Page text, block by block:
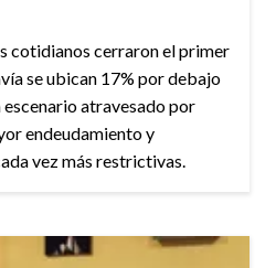
cotidianos cerraron el primer
se ubican 17% por debajo
escenario atravesado por
endeudamiento y
vez más restrictivas.